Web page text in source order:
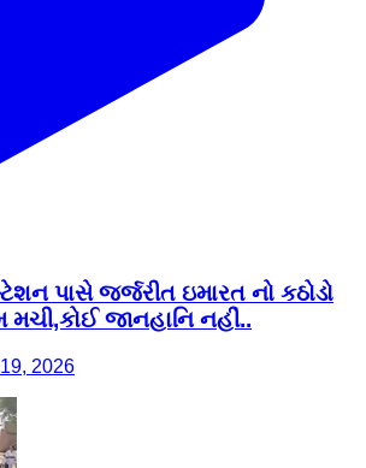
પાસે જર્જરીત ઇમારત નો કઠોડો
મચી,કોઈ જાનહાનિ નહીં..
2026